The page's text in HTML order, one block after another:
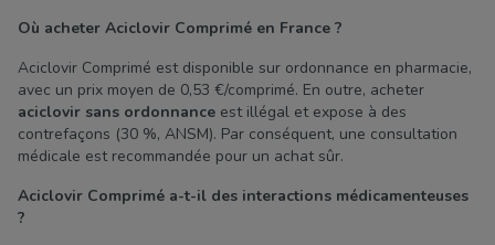
Où acheter Aciclovir Comprimé en France ?
Aciclovir Comprimé est disponible sur ordonnance en pharmacie,
avec un prix moyen de 0,53 €/comprimé. En outre, acheter
aciclovir sans ordonnance est illégal et expose à des
contrefaçons (30 %, ANSM). Par conséquent, une consultation
médicale est recommandée pour un achat sûr.
Aciclovir Comprimé a-t-il des interactions médicamenteuses
?